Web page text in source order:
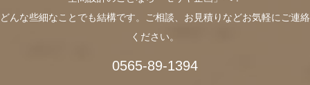
どんな些細なことでも結構です。ご相談、お見積りなどお気軽にご連絡
ください。
0565-89-1394